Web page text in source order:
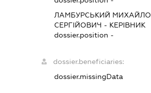
ЛАМБУРСЬКИЙ МИХАЙЛО
СЕРГІЙОВИЧ - КЕРІВНИК
dossier.position -
dossier.beneficiaries:
dossier.missingData